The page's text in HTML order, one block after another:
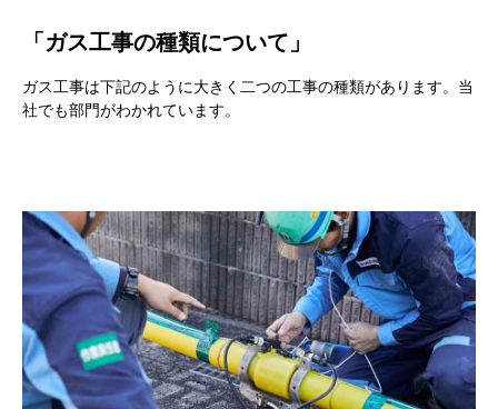
「ガス工事の種類について」
ガス工事は下記のように大きく二つの工事の種類があります。当
社でも部門がわかれています。